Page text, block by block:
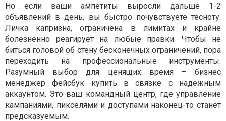
Но если ваши ампетиты выросли дальше 1-2
объявлений в день, вы быстро почувствуете тесноту.
Личка капризна, ограничена в лимитах и крайне
болезненно реагирует на любые правки. Чтобы не
биться головой об стену бесконечных ограничений, пора
переходить на профессиональные инструменты.
Разумный выбор для ценящих время – бизнес
менеджер фейсбук купить в связке с надежным
аккаунтом. Это ваш командный центр, где управление
кампаниями, пикселями и доступами наконец-то станет
предсказуемым.